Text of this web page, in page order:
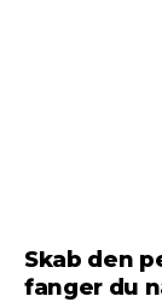
Skab den
fanger du